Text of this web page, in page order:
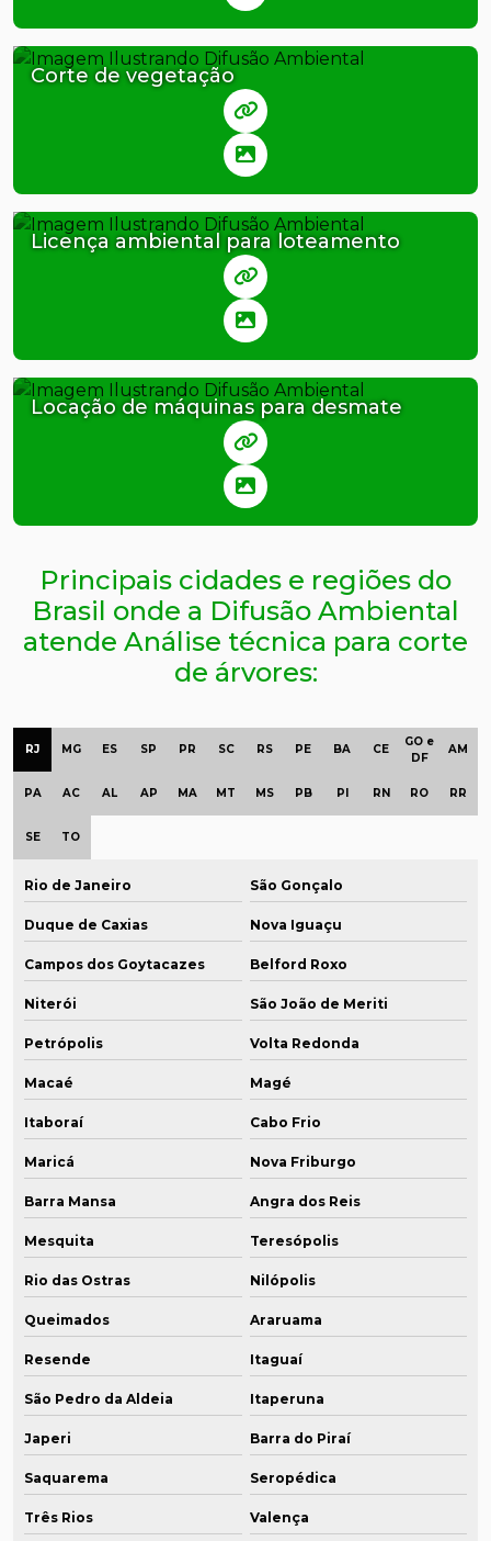
Corte de vegetação
Licença ambiental para loteamento
Locação de máquinas para desmate
Principais cidades e regiões do
Brasil onde a Difusão Ambiental
atende Análise técnica para corte
de árvores:
RJ MG ES SP PR SC RS PE BA CE
GO e
DF
AM
PA AC AL AP MA MT MS PB PI RN RO RR
SE TO
Rio de Janeiro São Gonçalo
Duque de Caxias Nova Iguaçu
Campos dos Goytacazes Belford Roxo
Niterói São João de Meriti
Petrópolis Volta Redonda
Macaé Magé
Itaboraí Cabo Frio
Maricá Nova Friburgo
Barra Mansa Angra dos Reis
Mesquita Teresópolis
Rio das Ostras Nilópolis
Queimados Araruama
Resende Itaguaí
São Pedro da Aldeia Itaperuna
Japeri Barra do Piraí
Saquarema Seropédica
Três Rios Valença